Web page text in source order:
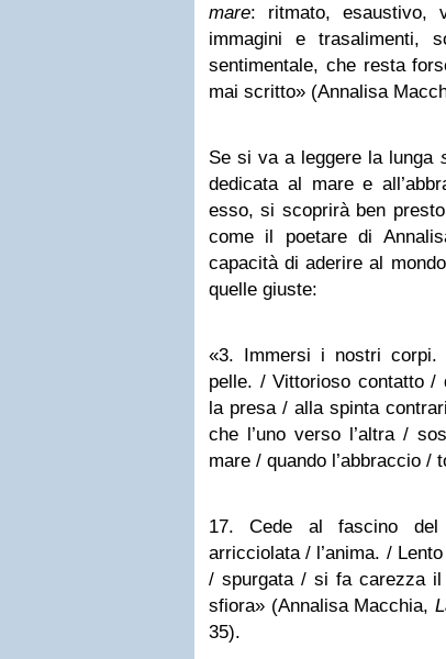
mare: ritmato, esaustivo,
immagini e trasalimenti,
sentimentale, che resta
mai scritto» (Annalisa
Se si va a leggere la lunga
dedicata al mare e
esso, si scoprirà ben
come il poetare di
capacità di aderire al
quelle giuste:
«3. Immersi i nostri
pelle. / Vittorioso contatto
la presa / alla spinta
che l’uno verso l’altra /
mare / quando l’abbraccio
17. Cede al fascino
arricciolata / l’anima. /
/ spurgata / si fa carezza
sfiora» (Annalisa Macchia,
35).